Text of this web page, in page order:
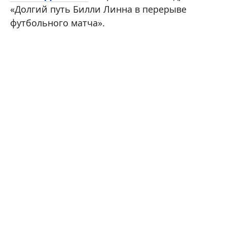
«Долгий путь Билли Линна в перерыве
футбольного матча».